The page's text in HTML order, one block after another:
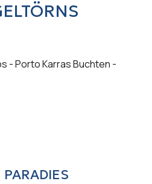
- Porto Karras Buchten -